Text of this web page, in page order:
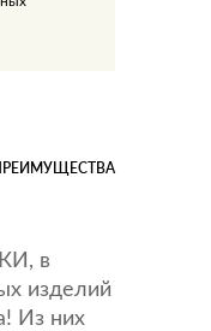
в
изделий
Из них